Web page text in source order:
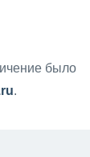
было
.